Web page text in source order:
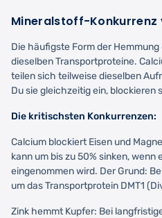
Mineralstoff-Konkurrenz
Die häufigste Form der
dieselben Transportproteine.
teilen sich teilweise dieselben
Du sie gleichzeitig ein, blockieren
Die kritischsten Konkurrenzen:
Calcium blockiert Eisen und
kann um bis zu 50% sinken, wenn
eingenommen wird. Der Grund:
um das Transportprotein DMT1
Zink hemmt Kupfer: Bei